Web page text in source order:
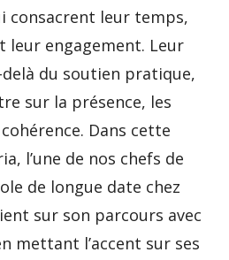
consacrent leur temps,
leur engagement. Leur
du soutien pratique,
sur la présence, les
Dans cette
l’une de nos chefs de
de longue date chez
sur son parcours avec
mettant l’accent sur ses